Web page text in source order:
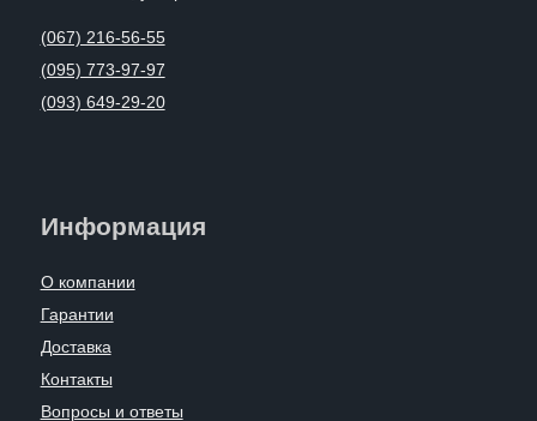
(067) 216-56-55
(095) 773-97-97
(093) 649-29-20
Информация
О компании
Гарантии
Доставка
Контакты
Вопросы и ответы